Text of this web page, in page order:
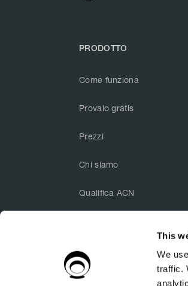
This
We
traffic.
PRODOTTO
Come funziona
Provalo gratis
Prezzi
Chi siamo
Qualifica ACN
